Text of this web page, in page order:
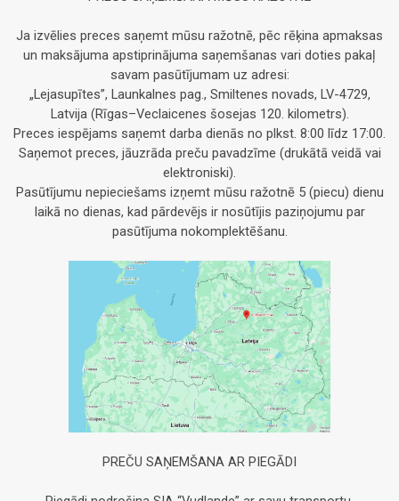
Ja izvēlies preces saņemt mūsu ražotnē, pēc rēķina apmaksas
un maksājuma apstiprinājuma saņemšanas vari doties pakaļ
savam pasūtījumam uz adresi:
„Lejasupītes”, Launkalnes pag., Smiltenes novads, LV-4729,
Latvija (Rīgas–Veclaicenes šosejas 120. kilometrs).
Preces iespējams saņemt darba dienās no plkst. 8:00 līdz 17:00.
Saņemot preces, jāuzrāda preču pavadzīme (drukātā veidā vai
elektroniski).
Pasūtījumu nepieciešams izņemt mūsu ražotnē 5 (piecu) dienu
laikā no dienas, kad pārdevējs ir nosūtījis paziņojumu par
pasūtījuma nokomplektēšanu.
PREČU SAŅEMŠANA AR PIEGĀDI